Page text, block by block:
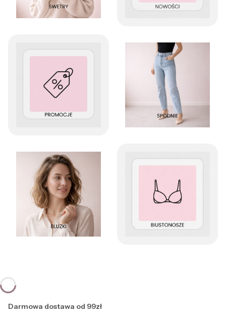
Darmowa dostawa od 99zł